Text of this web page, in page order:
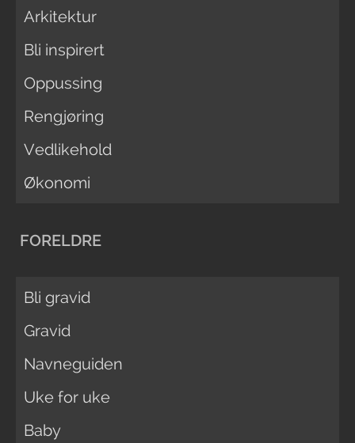
Arkitektur
Bli inspirert
Oppussing
Rengjøring
Vedlikehold
Økonomi
FORELDRE
Bli gravid
Gravid
Navneguiden
Uke for uke
Baby